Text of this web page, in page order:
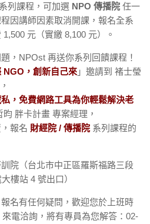
列課程，可加選 NPO 傳播院 任一
因講師因素取消開課，報名全系
元（實繳 8,100 元）。
，NPOst 再送你系列回饋課程！
NGO，創新自己來 」邀請到 褚士瑩
，免費網路工具為你輕鬆解決老
昀 胖卡計畫 專案經理，
報名 財經院 / 傳播院 系列課程的
院（台北市中正區羅斯福路三段
樓站 4 號出口）
名有任何疑問，歡迎您於上班時
來電洽詢，將有專員為您解答：02-